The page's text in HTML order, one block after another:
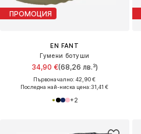
ПРОМОЦИЯ
EN FANT
Гумени ботуши
34,90 €(68,26 лв.³)
Първоначално: 42,90 €
Последна най-ниска цена:31,41 €
+2